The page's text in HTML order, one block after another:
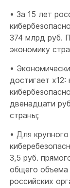
• За 15 лет
374 млрд руб.
экономику
•
достигает
двенадцати
страны;
• Для
3,5 руб.
общего
российских